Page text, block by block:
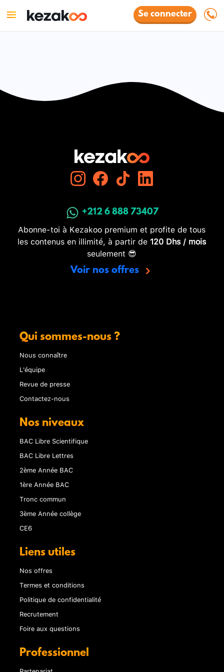
Se connecter
+212 6 888 73407
Abonne-toi à Kezakoo premium et profite de tous
les contenus en illimité, à partir de 120 Dhs / mois
seulement 😎
Voir nos offres
Qui sommes-nous ?
Nous connaître
L'équipe
Revue de presse
Contactez-nous
Nos niveaux
BAC Libre Scientifique
BAC Libre Lettres
2ème Année BAC
1ère Année BAC
Tronc commun
3ème Année collège
CE6
Liens utiles
Nos offres
Termes et conditions
Politique de confidentialité
Recrutement
Foire aux questions
Professionnel